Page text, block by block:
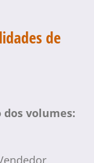
de
volumes: